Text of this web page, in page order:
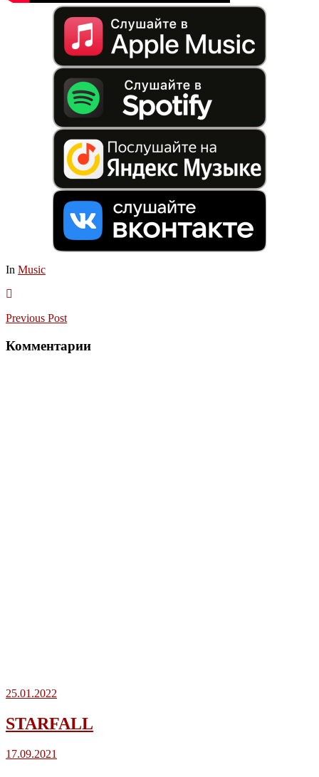
In Music
Previous Post
Комментарии
25.01.2022
STARFALL
17.09.2021